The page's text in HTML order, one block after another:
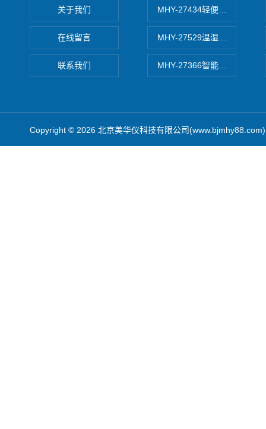
关于我们
在线留言
联系我们
MHY-27434轻便式自动水质
MHY-27529温湿度记录仪
MHY-27366智能数字微压计
Copyright © 2026 北京美华仪科技有限公司